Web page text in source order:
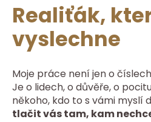
Realiťák,
vyslechne
Moje práce není jen o
Je o lidech, o důvěře, o
někoho, kdo to s vámi myslí
tlačit vás tam, kam